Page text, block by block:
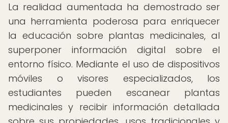
La realidad aumentada ha demostrado ser
una herramienta poderosa para enriquecer
la educación sobre plantas medicinales, al
superponer información digital sobre el
entorno físico. Mediante el uso de dispositivos
móviles o visores especializados, los
estudiantes pueden escanear plantas
medicinales y recibir información detallada